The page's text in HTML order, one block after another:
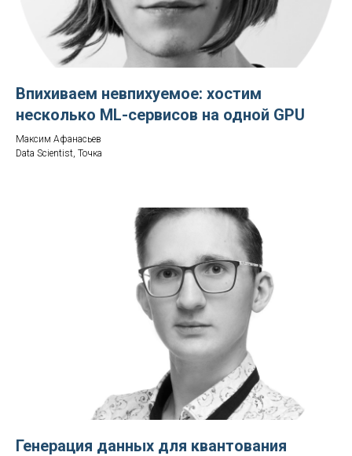
Впихиваем невпихуемое: хостим
несколько ML-сервисов на одной GPU
Максим Афанасьев
Data Scientist, Точка
Генерация данных для квантования